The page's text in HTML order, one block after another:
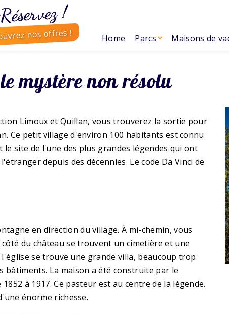
!
nos offres ! Home Parcs Maisons de
mystère non résolu
Limoux et Quillan, vous trouverez la sortie pour
Ce petit village d'environ 100 habitants est connu
le site de l'une des plus grandes légendes qui ont
depuis des décennies. Le code Da Vinci de
en direction du village. À mi-chemin, vous
du château se trouvent un cimetière et une
se trouve une grande villa, beaucoup trop
La maison a été construite par le
à 1917. Ce pasteur est au centre de la légende.
énorme richesse.